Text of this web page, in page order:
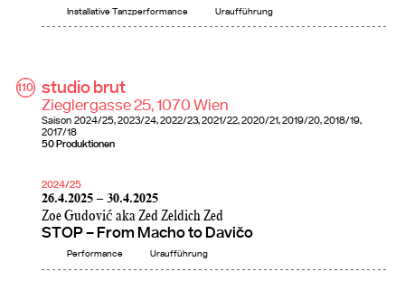
Installative Tanzperformance Uraufführung
110 studio brut
Zieglergasse 25, 1070 Wien
Saison 2024/25 2023/24 2022/23 2021/22 2020/21 2019/20 2018/19
2017/18
50 Produktionen
2024/25
26.4.2025 – 30.4.2025
Zoe Gudović aka Zed Zeldich Zed
STOP – From Macho to Davičo
Performance Uraufführung